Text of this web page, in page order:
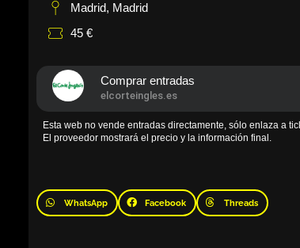
Madrid, Madrid
45 €
Comprar entradas
elcorteingles.es
Esta web no vende entradas directamente, sólo enlaza a
El proveedor mostrará el precio y la información final.
WhatsApp Facebook Threads